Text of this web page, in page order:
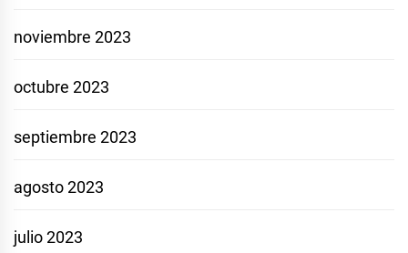
noviembre 2023
octubre 2023
septiembre 2023
agosto 2023
julio 2023